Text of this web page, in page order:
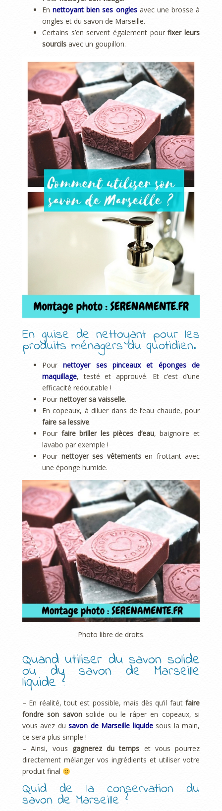
Ennettoyant bien ses ongles avec une brosse à
ongles et du savon de Marseille.
Certains s’en servent également pourfixer leurs
sourcils avec un goupillon.
En guise de nettoyant pour les
produits ménagers du quotidien.
Pournettoyer ses pinceaux et éponges de
maquillage, testé et approuvé. Et c’est d’une
efficacité redoutable !
Pour nettoyer sa vaisselle.
En copeaux, à diluer dans de l’eau chaude, pour
faire sa lessive.
Pour faire briller les pièces d’eau, baignoire et
lavabo par exemple !
Pour nettoyer ses vêtementsen frottant avec
une éponge humide.
Photo libre de droits.
Quand utiliser du savon solide
ou du savon de Marseille
liquide ?
– En réalité, tout est possible, mais dès qu’il fautfaire
fondre son savonsolide ou le râper en copeaux, si
vous avez dusavon de Marseille liquide sous la main,
ce sera plus simple !
– Ainsi, vous gagnerez du temps et vous pourrez
directement mélanger vos ingrédients et utiliser votre
produit final
Quid de la conservation du
savon de Marseille ?